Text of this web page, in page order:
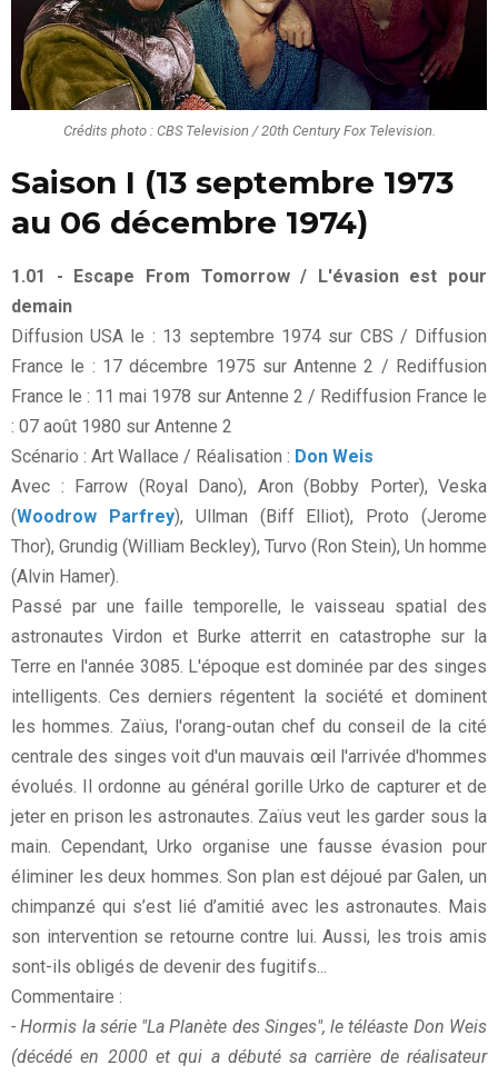
Crédits photo : CBS Television / 20th Century Fox Television.
Saison I (13 septembre 1973
au 06 décembre 1974)
1.01 - Escape From Tomorrow / L'évasion est pour
demain
Diffusion USA le : 13 septembre 1974 sur CBS / Diffusion
France le : 17 décembre 1975 sur Antenne 2 / Rediffusion
France le : 11 mai 1978 sur Antenne 2 / Rediffusion France le
: 07 août 1980 sur Antenne 2
Scénario : Art Wallace / Réalisation : Don Weis
Avec : Farrow (Royal Dano), Aron (Bobby Porter), Veska
(Woodrow Parfrey), Ullman (Biff Elliot), Proto (Jerome
Thor), Grundig (William Beckley), Turvo (Ron Stein), Un homme
(Alvin Hamer).
Passé par une faille temporelle, le vaisseau spatial des
astronautes Virdon et Burke atterrit en catastrophe sur la
Terre en l'année 3085. L'époque est dominée par des singes
intelligents. Ces derniers régentent la société et dominent
les hommes. Zaïus, l'orang-outan chef du conseil de la cité
centrale des singes voit d'un mauvais œil l'arrivée d'hommes
évolués. Il ordonne au général gorille Urko de capturer et de
jeter en prison les astronautes. Zaïus veut les garder sous la
main. Cependant, Urko organise une fausse évasion pour
éliminer les deux hommes. Son plan est déjoué par Galen, un
chimpanzé qui s’est lié d’amitié avec les astronautes. Mais
son intervention se retourne contre lui. Aussi, les trois amis
sont-ils obligés de devenir des fugitifs...
Commentaire :
- Hormis la série "La Planète des Singes", le téléaste Don Weis
(décédé en 2000 et qui a débuté sa carrière de réalisateur